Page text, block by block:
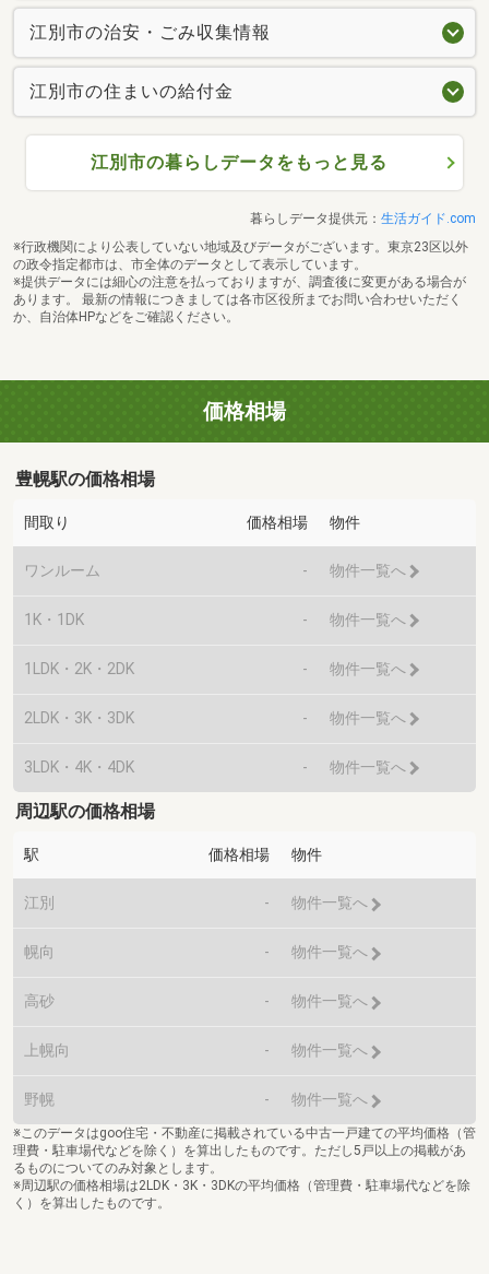
江別市の治安・ごみ収集情報
江別市の住まいの給付金
江別市の暮らしデータをもっと見る
暮らしデータ提供元： 生活ガイド.com
※行政機関により公表していない地域及びデータがございます。東京23区以外
の政令指定都市は、市全体のデータとして表示しています。
※提供データには細心の注意を払っておりますが、調査後に変更がある場合が
あります。 最新の情報につきましては各市区役所までお問い合わせいただく
か、自治体HPなどをご確認ください。
価格相場
豊幌駅の価格相場
間取り 価格相場 物件
ワンルーム - 物件一覧へ
1K・1DK - 物件一覧へ
1LDK・2K・2DK - 物件一覧へ
2LDK・3K・3DK - 物件一覧へ
3LDK・4K・4DK - 物件一覧へ
周辺駅の価格相場
駅 価格相場 物件
江別 - 物件一覧へ
幌向 - 物件一覧へ
高砂 - 物件一覧へ
上幌向 - 物件一覧へ
野幌 - 物件一覧へ
※このデータはgoo住宅・不動産に掲載されている中古一戸建ての平均価格（管
理費・駐車場代などを除く）を算出したものです。ただし5戸以上の掲載があ
るものについてのみ対象とします。
※周辺駅の価格相場は2LDK・3K・3DKの平均価格（管理費・駐車場代などを除
く）を算出したものです。